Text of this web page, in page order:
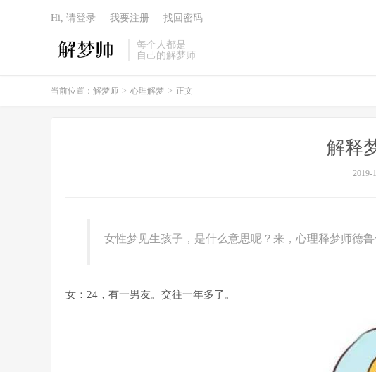
每个人都是
自己的解梦师
Hi, 请登录 我要注册 找回密码
当前位置： 解梦师 > 心理解梦 > 正文
解释
2019-
女性梦见生孩子，是什么意思呢？来，心理释梦师德
女：24，有一男友。交往一年多了。